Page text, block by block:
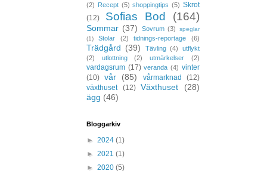
(2) Recept (5) shoppingtips (5) Skrot
(12)
Sofias Bod (164)
Sommar (37) Sovrum (3)
speglar
(1)
Stolar (2) tidnings-reportage (6)
Trädgård (39) Tävling (4)
utflykt
(2)
utlottning (2) utmärkelser (2)
vardagsrum (17) veranda (4) vinter
(10) vår (85) vårmarknad
(12)
växthuset
(12) Växthuset
(28)
ägg (46)
Bloggarkiv
► 2024 (1)
► 2021 (1)
► 2020 (5)